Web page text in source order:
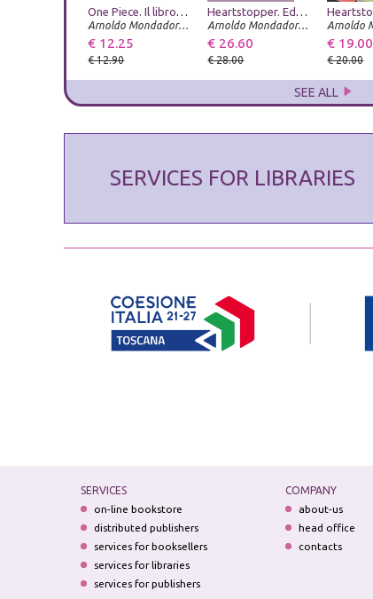
One Piece. Il libro da colorare ufficiale. Ediz. illustrata
Arnoldo Mondadori Editore
€ 12.25
€ 12.90
Heartstopper. Ediz. deluxe. Con Carte. Vol. 6
Arnoldo Mondadori Editore
€ 26.60
€ 28.00
€ 19.00
€ 20.00
SEE ALL
SERVICES FOR LIBRARIES
SERVICES
on-line bookstore
distributed publishers
services for booksellers
services for libraries
services for publishers
COMPANY
about-us
head office
contacts